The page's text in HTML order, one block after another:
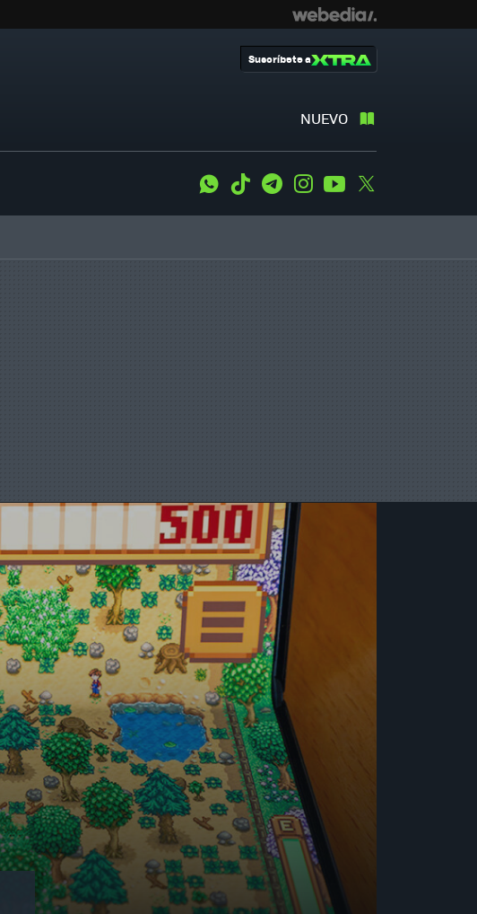
NUEVO
Suscríbete a
WhatsApp
Tiktok TelegramInstagramYoutube